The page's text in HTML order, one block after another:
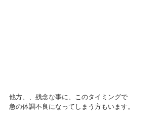
他方、、残念な事に、このタイミングで
急の体調不良になってしまう方もいます。